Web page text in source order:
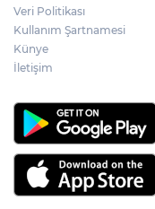
Veri Politikası
Kullanım Şartnamesi
Künye
İletişim